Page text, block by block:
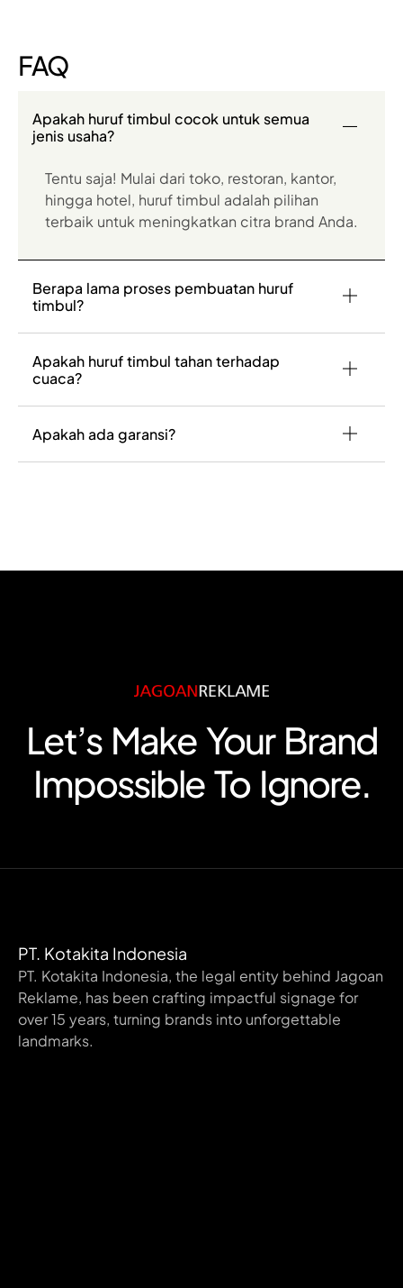
FAQ
Apakah huruf timbul cocok untuk semua
jenis usaha?
Tentu saja! Mulai dari toko, restoran, kantor,
hingga hotel, huruf timbul adalah pilihan
terbaik untuk meningkatkan citra brand Anda.
Berapa lama proses pembuatan huruf
timbul?
Apakah huruf timbul tahan terhadap
cuaca?
Apakah ada garansi?
Let’s Make Your Brand
Impossible To Ignore.
PT. Kotakita Indonesia
PT. Kotakita Indonesia, the legal entity behind Jagoan
Reklame, has been crafting impactful signage for
over 15 years, turning brands into unforgettable
landmarks.